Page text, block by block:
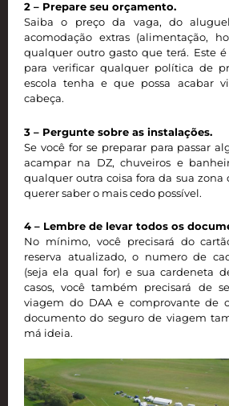
2 – Prepare seu orçamento.
Saiba o preço da vaga, do
acomodação extras (alimentação,
qualquer outro gasto que terá. Este
para verificar qualquer política de
escola tenha e que possa acabar
cabeça.
3 – Pergunte sobre as instalações.
Se você for se preparar para passar
acampar na DZ, chuveiros e
qualquer outra coisa fora da sua zona
querer saber o mais cedo possível.
4 – Lembre de levar todos os
No mínimo, você precisará do
reserva atualizado, o numero de
(seja ela qual for) e sua cardeneta
casos, você também precisará de
viagem do DAA e comprovante de
documento do seguro de viagem
má ideia.